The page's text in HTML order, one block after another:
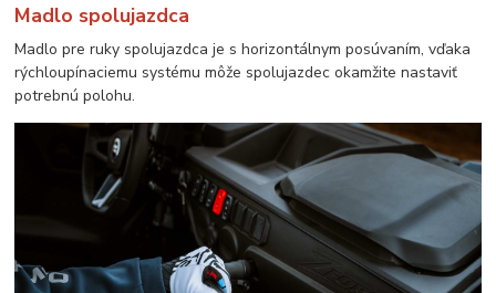
Madlo spolujazdca
Madlo pre ruky spolujazdca je s horizontálnym posúvaním, vďaka
rýchloupínaciemu systému môže spolujazdec okamžite nastaviť
potrebnú polohu.